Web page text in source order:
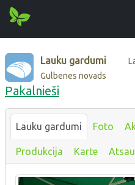
Lauku gardumi
Gulbenes novads
Pakalnieši
Lauku gardumi Foto
Produkcija Karte